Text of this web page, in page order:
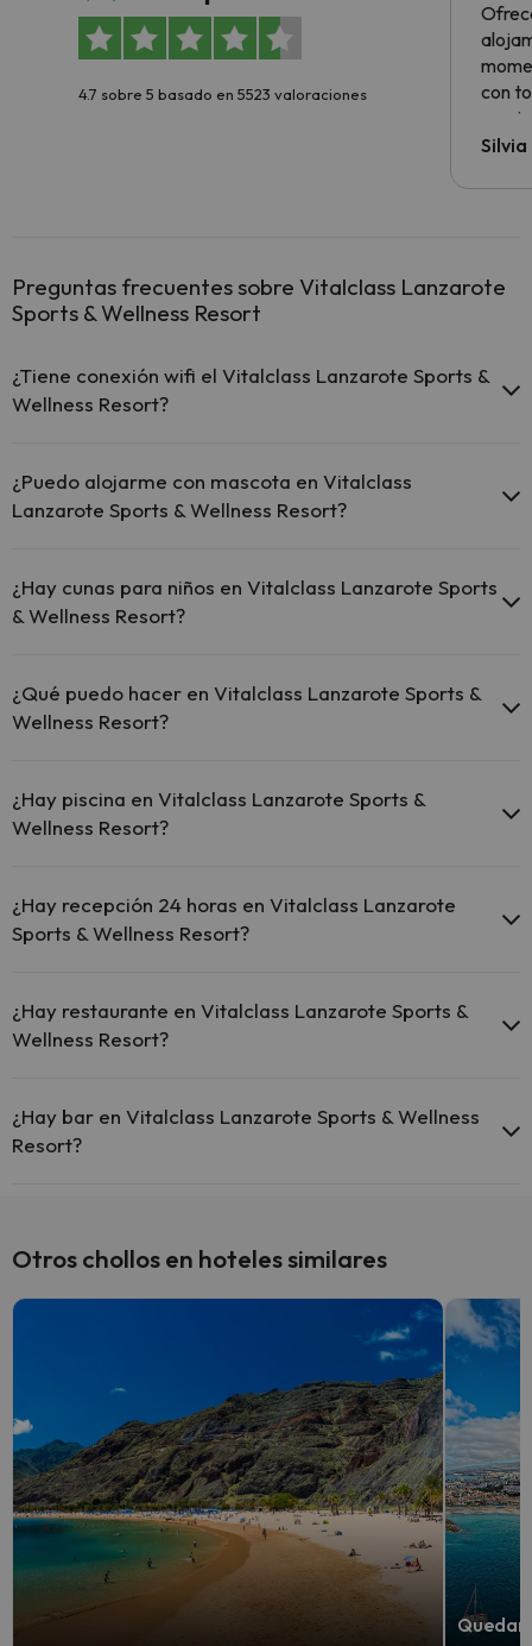
4.7 sobre 5 basado en 5523 valoraciones
con
Preguntas frecuentes sobre Vitalclass Lanzarote
Sports & Wellness Resort
¿Tiene conexión wifi el Vitalclass Lanzarote Sports &
Wellness Resort?
Fi gratuito en zonas comunes.
El Vitalclass Lanzarote Sports & Wellness Resort dispone de
¿Puedo alojarme con mascota en Vitalclass
Lanzarote Sports & Wellness Resort?
mascotas.
¿Hay cunas para niños en Vitalclass Lanzarote Sports
& Wellness Resort?
gratis en el hotel (solicítalo antes de iniciar tu viaje).
¿Qué puedo hacer en Vitalclass Lanzarote Sports &
Wellness Resort?
siguientes actividades (algunas pueden ser de pago).
¿Hay piscina en Vitalclass Lanzarote Sports &
Wellness Resort?
servicio puede ser de pago) Aquí tienes más info sobre la piscina y
otras instalaciones.
¿Hay recepción 24 horas en Vitalclass Lanzarote
Sports & Wellness Resort?
24 horas.
¿Hay restaurante en Vitalclass Lanzarote Sports &
Wellness Resort?
¿Hay bar en Vitalclass Lanzarote Sports & Wellness
Resort?
Otros chollos en hoteles similares
Quedan